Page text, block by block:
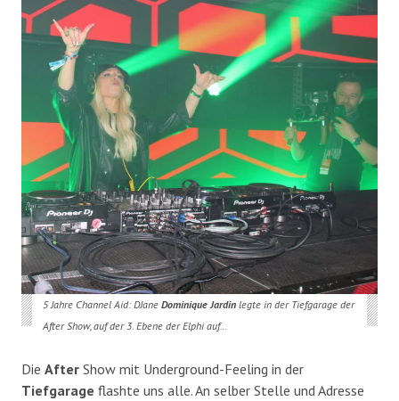
5 Jahre Channel Aid: DJane Dominique Jardinlegte in der Tiefgarage der
After Show, auf der 3. Ebene der Elphi auf…
Die After Show mit Underground-Feeling in der
Tiefgarage flashte uns alle. An selber Stelle und Adresse